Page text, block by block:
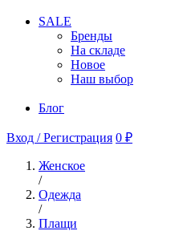
SALE
Бренды
На складе
Новое
Наш выбор
Блог
Вход / Регистрация 0 ₽
Женское
/
Одежда
/
Плащи